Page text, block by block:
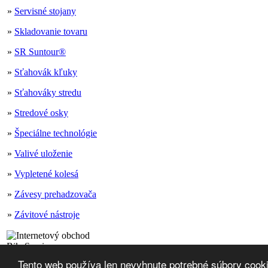
Tento web používa len nevyhnute potrebné súbory
» Servisné stojany
» Skladovanie tovaru
» SR Suntour®
» Sťahovák kľuky
» Sťahováky stredu
» Stredové osky
» Špeciálne technológie
» Valivé uloženie
» Vypletené kolesá
» Závesy prehadzovača
» Závitové nástroje